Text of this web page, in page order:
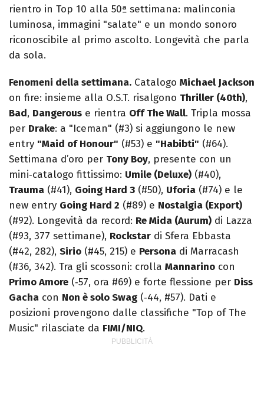
rientro in Top 10 alla 50ª settimana: malinconia
luminosa, immagini "salate" e un mondo sonoro
riconoscibile al primo ascolto. Longevità che parla
da sola.
Fenomeni della settimana. Catalogo Michael Jackson
on fire: insieme alla O.S.T. risalgono Thriller (40th),
Bad, Dangerous e rientra Off The Wall. Tripla mossa
per Drake: a "Iceman" (#3) si aggiungono le new
entry "Maid of Honour" (#53) e "Habibti" (#64).
Settimana d’oro per Tony Boy, presente con un
mini‑catalogo fittissimo: Umile (Deluxe) (#40),
Trauma (#41), Going Hard 3 (#50), Uforia (#74) e le
new entry Going Hard 2 (#89) e Nostalgia (Export)
(#92). Longevità da record: Re Mida (Aurum) di Lazza
(#93, 377 settimane), Rockstar di Sfera Ebbasta
(#42, 282), Sirio (#45, 215) e Persona di Marracash
(#36, 342). Tra gli scossoni: crolla Mannarino con
Primo Amore (‑57, ora #69) e forte flessione per Diss
Gacha con Non è solo Swag (‑44, #57). Dati e
posizioni provengono dalle classifiche "Top of The
Music" rilasciate da FIMI/NIQ.